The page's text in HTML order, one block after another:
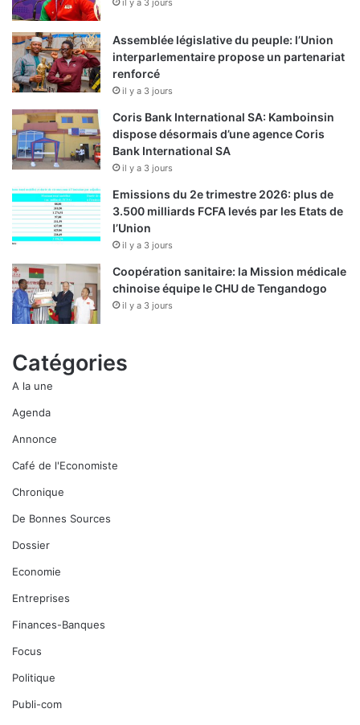
Assemblée législative du peuple: l’Union
interparlementaire propose un partenariat
renforcé
il y a 3 jours
Coris Bank International SA: Kamboinsin
dispose désormais d’une agence Coris
Bank International SA
il y a 3 jours
Emissions du 2e trimestre 2026: plus de
3.500 milliards FCFA levés par les Etats de
l’Union
il y a 3 jours
Coopération sanitaire: la Mission médicale
chinoise équipe le CHU de Tengandogo
il y a 3 jours
Catégories
A la une
Agenda
Annonce
Café de l'Economiste
Chronique
De Bonnes Sources
Dossier
Economie
Entreprises
Finances-Banques
Focus
Politique
Publi-com